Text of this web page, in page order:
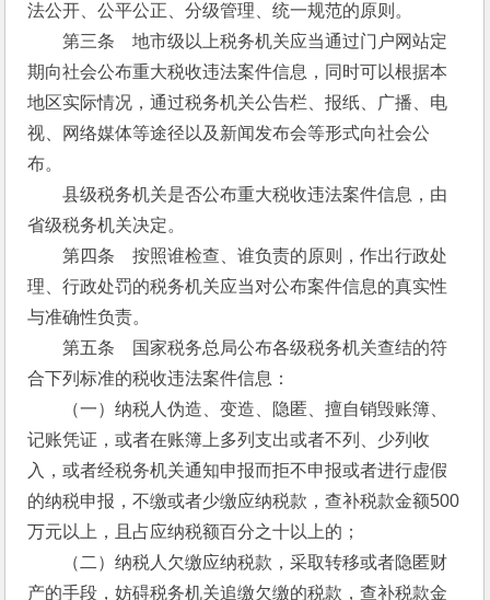
法公开、公平公正、分级管理、统一规范的原则。
第三条　地市级以上税务机关应当通过门户网站定
期向社会公布重大税收违法案件信息，同时可以根据本
地区实际情况，通过税务机关公告栏、报纸、广播、电
视、网络媒体等途径以及新闻发布会等形式向社会公
布。
县级税务机关是否公布重大税收违法案件信息，由
省级税务机关决定。
第四条　按照谁检查、谁负责的原则，作出行政处
理、行政处罚的税务机关应当对公布案件信息的真实性
与准确性负责。
第五条　国家税务总局公布各级税务机关查结的符
合下列标准的税收违法案件信息：
（一）纳税人伪造、变造、隐匿、擅自销毁账簿、
记账凭证，或者在账簿上多列支出或者不列、少列收
入，或者经税务机关通知申报而拒不申报或者进行虚假
的纳税申报，不缴或者少缴应纳税款，查补税款金额500
万元以上，且占应纳税额百分之十以上的；
（二）纳税人欠缴应纳税款，采取转移或者隐匿财
产的手段，妨碍税务机关追缴欠缴的税款，查补税款金